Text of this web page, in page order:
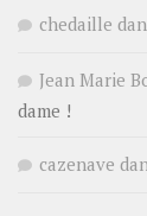
chedaille
Jean Marie
dame !
cazenave